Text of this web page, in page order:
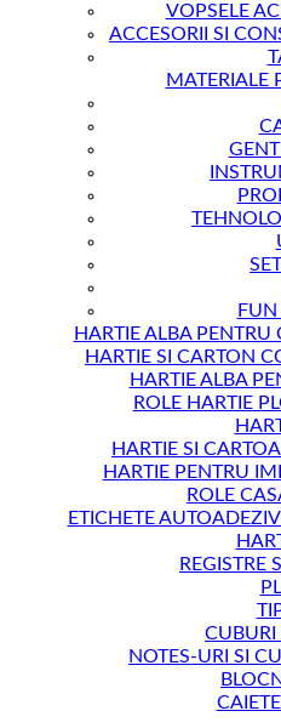
VOPSELE
ACCESORII SI
MATERIALE
HARTIE ALBA
HARTIE SI CARTON
HARTIE ALBA
ROLE HARTIE
HARTIE SI
HARTIE PENTRU
ROLE
ETICHETE
REGISTRE
CUBURI
NOTES-URI SI